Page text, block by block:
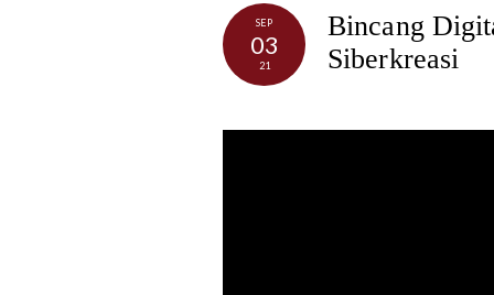
SEP
03
21
Bincang
Siberkreasi